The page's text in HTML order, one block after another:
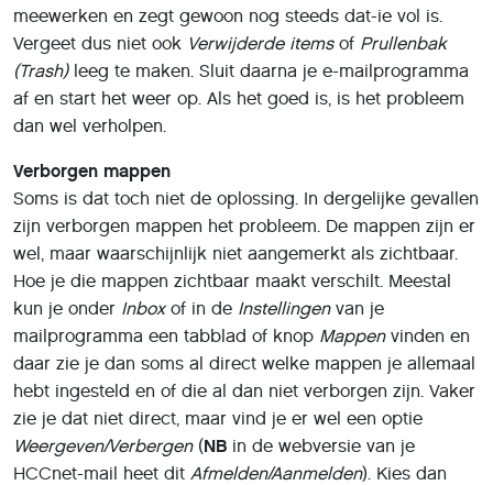
meewerken en zegt gewoon nog steeds dat-ie vol is.
Vergeet dus niet ook Verwijderde itemsof Prullenbak
(Trash)leeg te maken. Sluit daarna je e-mailprogramma
af en start het weer op. Als het goed is, is het probleem
dan wel verholpen.
Verborgen mappen
Soms is dat toch niet de oplossing. In dergelijke gevallen
zijn verborgen mappen het probleem. De mappen zijn er
wel, maar waarschijnlijk niet aangemerkt als zichtbaar.
Hoe je die mappen zichtbaar maakt verschilt. Meestal
kun je onder Inboxof in de Instellingenvan je
mailprogramma een tabblad of knop Mappenvinden en
daar zie je dan soms al direct welke mappen je allemaal
hebt ingesteld en of die al dan niet verborgen zijn. Vaker
zie je dat niet direct, maar vind je er wel een optie
Weergeven/Verbergen(NB in de webversie van je
HCCnet-mail heet dit Afmelden/Aanmelden). Kies dan